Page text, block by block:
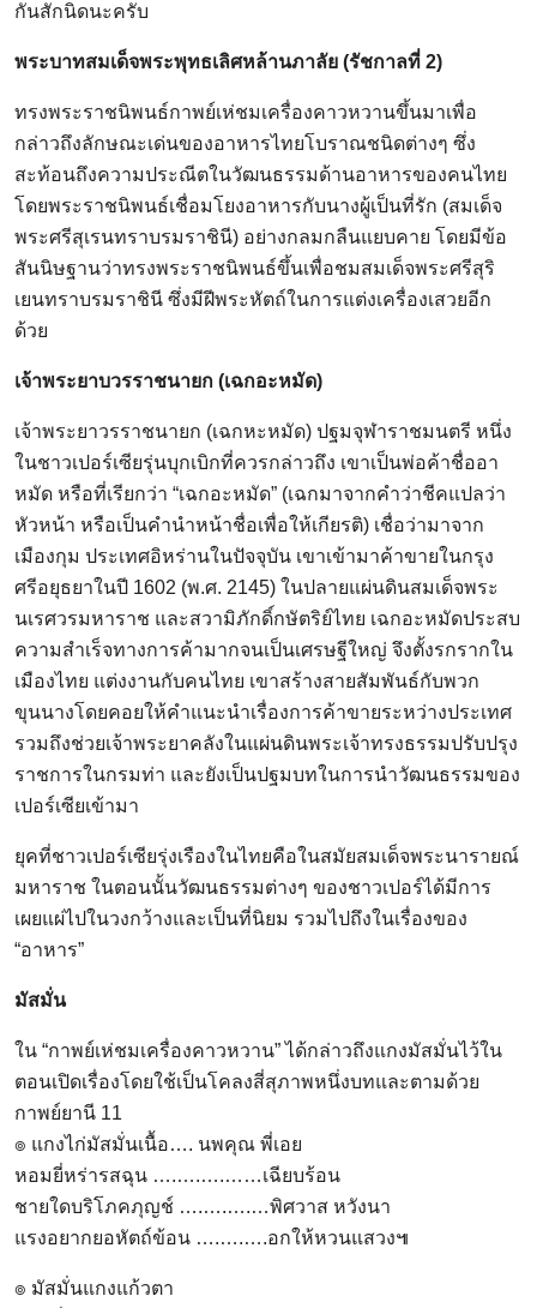
กันสักนิดนะครับ
พระบาทสมเด็จพระพุทธเลิศหล้านภาลัย (รัชกาลที่ 2)
ทรงพระราชนิพนธ์กาพย์เห่ชมเครื่องคาวหวานขึ้นมาเพื่อ
กล่าวถึงลักษณะเด่นของอาหารไทยโบราณชนิดต่างๆ ซึ่ง
สะท้อนถึงความประณีตในวัฒนธรรมด้านอาหารของคนไทย
โดยพระราชนิพนธ์เชื่อมโยงอาหารกับนางผู้เป็นที่รัก (สมเด็จ
พระศรีสุเรนทราบรมราชินี) อย่างกลมกลืนแยบคาย โดยมีข้อ
สันนิษฐานว่าทรงพระราชนิพนธ์ขึ้นเพื่อชมสมเด็จพระศรีสุริ
เยนทราบรมราชินี ซึ่งมีฝีพระหัตถ์ในการแต่งเครื่องเสวยอีก
ด้วย
เจ้าพระยาบวรราชนายก (เฉกอะหมัด)
เจ้าพระยาวรราชนายก (เฉกหะหมัด) ปฐมจุฬาราชมนตรี หนึ่ง
ในชาวเปอร์เซียรุ่นบุกเบิกที่ควรกล่าวถึง เขาเป็นพ่อค้าชื่ออา
หมัด หรือที่เรียกว่า “เฉกอะหมัด” (เฉกมาจากคำว่าชีคแปลว่า
หัวหน้า หรือเป็นคำนำหน้าชื่อเพื่อให้เกียรติ) เชื่อว่ามาจาก
เมืองกุม ประเทศอิหร่านในปัจจุบัน เขาเข้ามาค้าขายในกรุง
ศรีอยุธยาในปี 1602 (พ.ศ. 2145) ในปลายแผ่นดินสมเด็จพระ
นเรศวรมหาราช และสวามิภักดิ์กษัตริย์ไทย เฉกอะหมัดประสบ
ความสำเร็จทางการค้ามากจนเป็นเศรษฐีใหญ่ จึงตั้งรกรากใน
เมืองไทย แต่งงานกับคนไทย เขาสร้างสายสัมพันธ์กับพวก
ขุนนางโดยคอยให้คำแนะนำเรื่องการค้าขายระหว่างประเทศ
รวมถึงช่วยเจ้าพระยาคลังในแผ่นดินพระเจ้าทรงธรรมปรับปรุง
ราชการในกรมท่า และยังเป็นปฐมบทในการนำวัฒนธรรมของ
เปอร์เซียเข้ามา
ยุคที่ชาวเปอร์เซียรุ่งเรืองในไทยคือในสมัยสมเด็จพระนารายณ์
มหาราช ในตอนนั้นวัฒนธรรมต่างๆ ของชาวเปอร์ได้มีการ
เผยแผ่ไปในวงกว้างและเป็นที่นิยม รวมไปถึงในเรื่องของ
“อาหาร”
มัสมั่น
ใน “กาพย์เห่ชมเครื่องคาวหวาน” ได้กล่าวถึงแกงมัสมั่นไว้ใน
ตอนเปิดเรื่องโดยใช้เป็นโคลงสี่สุภาพหนึ่งบทและตามด้วย
กาพย์ยานี 11
๏ แกงไก่มัสมั่นเนื้อ…. นพคุณ พี่เอย
หอมยี่หร่ารสฉุน ….….….……เฉียบร้อน
ชายใดบริโภคภุญช์ ….….….…พิศวาส หวังนา
แรงอยากยอหัตถ์ข้อน ….….….อกให้หวนแสวง๚
๏ มัสมั่นแกงแก้วตา